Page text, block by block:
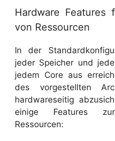
Hardware Features
von Ressourcen
In der
jeder Speicher und
jedem Core aus
des vorgestellten
hardwareseitig
einige Features
Ressourcen: